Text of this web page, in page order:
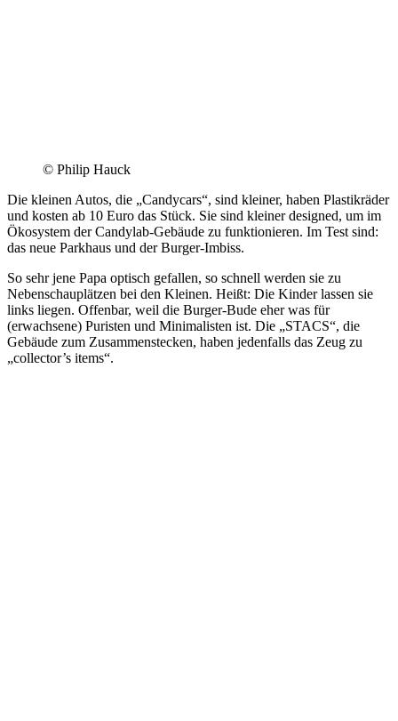
© Philip Hauck
Die kleinen Autos, die „Candycars“, sind kleiner, haben Plastikräder
und kosten ab 10 Euro das Stück. Sie sind kleiner designed, um im
Ökosystem der Candylab-Gebäude zu funktionieren. Im Test sind:
das neue Parkhaus und der Burger-Imbiss.
So sehr jene Papa optisch gefallen, so schnell werden sie zu
Nebenschauplätzen bei den Kleinen. Heißt: Die Kinder lassen sie
links liegen. Offenbar, weil die Burger-Bude eher was für
(erwachsene) Puristen und Minimalisten ist. Die „STACS“, die
Gebäude zum Zusammenstecken, haben jedenfalls das Zeug zu
„collector’s items“.